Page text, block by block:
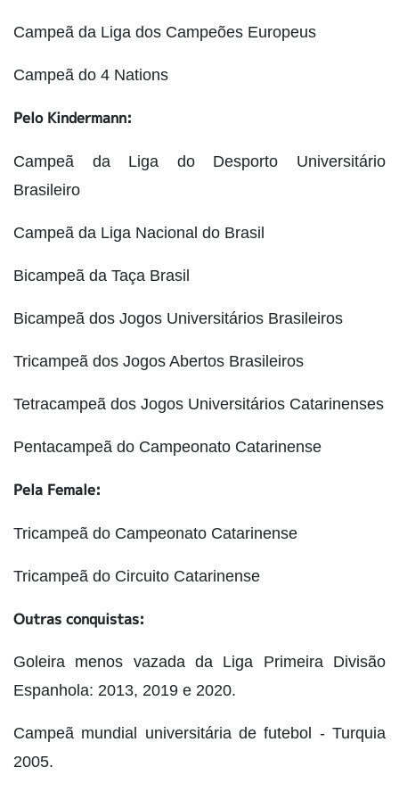
Campeã da Liga dos Campeões Europeus
Campeã do 4 Nations
Pelo Kindermann:
Campeã da Liga do Desporto Universitário
Brasileiro
Campeã da Liga Nacional do Brasil
Bicampeã da Taça Brasil
Bicampeã dos Jogos Universitários Brasileiros
Tricampeã dos Jogos Abertos Brasileiros
Tetracampeã dos Jogos Universitários Catarinenses
Pentacampeã do Campeonato Catarinense
Pela Female:
Tricampeã do Campeonato Catarinense
Tricampeã do Circuito Catarinense
Outras conquistas:
Goleira menos vazada da Liga Primeira Divisão
Espanhola: 2013, 2019 e 2020.
Campeã mundial universitária de futebol - Turquia
2005.